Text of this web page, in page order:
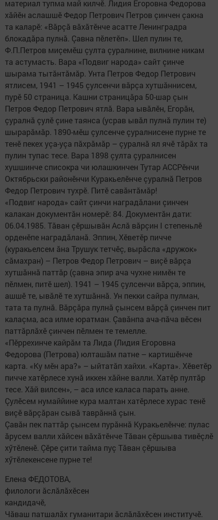
материал тупма май килчӗ. Лидия Егоровна Федорова
хăйӗн аслашшӗ Федор Петрович Петров çинчен çакна
та каларӗ: «Вăрçă вăхăтӗнче асатте Ленинградра
блокадăра пулнă. Çавна пӗлетӗп». Шел пулин те,
Ф.П.Петров миçемӗш çулта çуралнине, вилнине никам
та астумасть. Вара «Подвиг народа» сайт çинче
шырама тытăнтăмăр. Унта Петров Федор Петрович
ятлисем, 1941 – 1945 çулсенчи вăрçа хутшăннисем,
пурӗ 50 страница. Кашни страницăра 50-шар çын
Петров Федор Петрович ятлă. Вара ывăлӗн, Егорăн,
çуралнă çулӗ çине таянса (усрав ывăл пулнă пулин те)
шырарăмăр. 1890-мӗш çулсенче çуралнисене пурне те
тенӗ пекех уçа-уçа пăхрăмăр – çуралнă ял ячӗ тăрăх та
пулин тупас тесе. Вара 1898 çулта​ çуралнисен
хушшинче списокра чи юлашкинчен Тутар АССРӗнчи​
Октябрьски районӗнчи Куракьелӗнче çуралнă Петров
Федор Петрович тухрӗ. Питӗ савăнтăмăр!
«Подвиг народа» сайт çинчи наградăлани çинчен
калакан документăн номерӗ: 84. Документăн дати:
06.04.1985. Тăван çӗршывăн Аслă вăрçин I степеньлӗ
орденӗпе наградăланă. Эппин, Хӗветӗр пичче
(куракьелсем ăна Трушук тетчӗç, вырăсла «дружок»
сăмахран) – Петров Федор Петрович – виçӗ вăрçа
хутшăннă паттăр (çавна эпир ача чухне нимӗн те
пӗлмен, питӗ шел). 1941 – 1945 çулсенчи вăрçа, эппин,
ашшӗ те, ывăлӗ те хутшăннă. Ун пекки сайра пулман,
тата та пулнă. Вăрçăра пулнă çынсем вăрçă çинчен пит
калаçма, аса илме юратман. Çавăнпа ача-пăча вӗсен
паттăрлăхӗ çинчен пӗлмен те темелле.
«Пӗррехинче кайрăм та Лида (Лидия Егоровна
Федорова (Петрова) юлташăм патне – картишӗнче
карта. «Ку мӗн ара?» – ыйтатăп хайхи.​ «Карта». Хӗветӗр
пичче хатӗрлесе хунă иккен хăйне валли. Хатӗр пултăр
тесе. Хăй вилсен», – аса илсе каласа парать анне.
Çулӗсем нумаййине кура малтан хатӗрлесе хурас тенӗ
виçӗ вăрçăран сывă таврăннă çын.
Çавăн пек паттăр çынсем пурăннă Куракьелӗнче: пулас
ăрусем валли хăйсен вăхăтӗнче Тăван çӗршыва тивӗçлӗ
хӳтӗленӗ. Çӗре çити тайма пуç Тăван çӗршыва
хӳтӗлекенсене пурне те!
Елена ФЕДОТОВА,
филологи ăслăлăхӗсен
кандидачӗ,
Чăваш патшалăх гуманитари ăслăлăхӗсен институчӗ.